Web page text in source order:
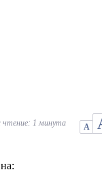
чтение: 1 минута А